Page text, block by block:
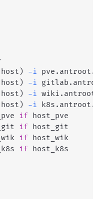
host ) -i
host ) -i
host ) -i
host ) -i
if host_pve
if host_git
if host_wik
if host_k8s